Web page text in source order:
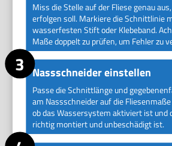
Miss die Stelle auf der Fliese genau
erfolgen soll. Markiere die Schnittlinie
wasserfesten Stift oder Klebeband.
Maße doppelt zu prüfen, um Fehler zu
Nassschneider einstellen
Passe die Schnittlänge und
am Nassschneider auf die
ob das Wassersystem aktiviert ist und
richtig montiert und unbeschädigt ist.